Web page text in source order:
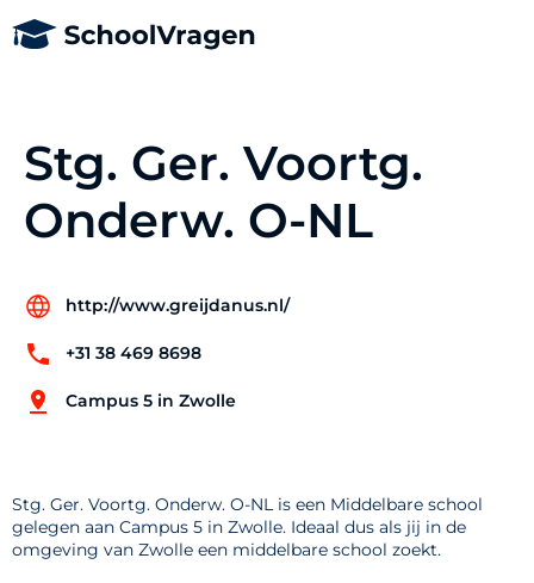
Stg. Ger. Voortg.
Onderw. O-NL
http://www.greijdanus.nl/
+31 38 469 8698
Campus 5 in Zwolle
Stg. Ger. Voortg. Onderw. O-NL is een Middelbare school
gelegen aan Campus 5 in Zwolle. Ideaal dus als jij in de
omgeving van Zwolle een middelbare school zoekt.